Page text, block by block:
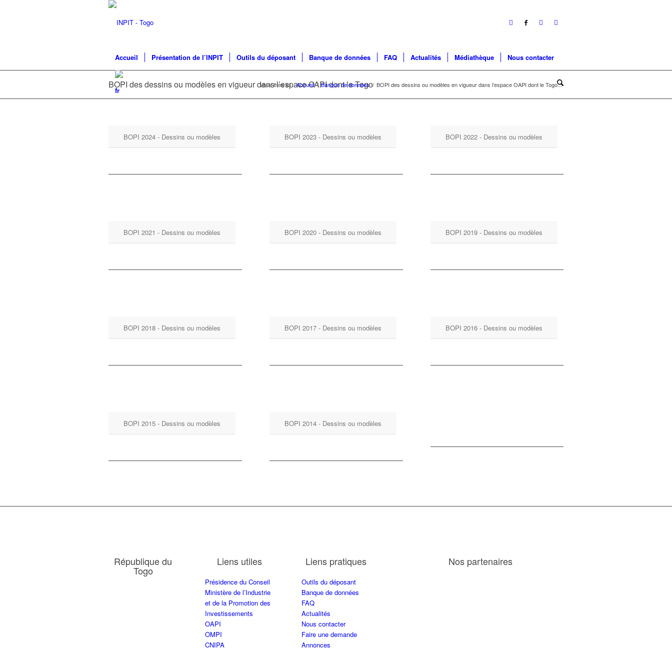
Accueil Présentation de l’INPIT Outils du déposant Banque de données FAQ Actualités Médiathèque Nous contacter
BOPI des dessins ou modèles en vigueur dans l’espace OAPI dont le Togo
Vous êtes ici : Accueil / Banque de données / BOPI des dessins ou modèles en vigueur dans l’espace OAPI dont le Togo...
BOPI 2024 - Dessins ou modèles BOPI 2023 - Dessins ou modèles BOPI 2022 - Dessins ou modèles
BOPI 2021 - Dessins ou modèles BOPI 2020 - Dessins ou modèles BOPI 2019 - Dessins ou modèles
BOPI 2018 - Dessins ou modèles BOPI 2017 - Dessins ou modèles BOPI 2016 - Dessins ou modèles
BOPI 2015 - Dessins ou modèles BOPI 2014 - Dessins ou modèles
République du
Togo
Liens utiles
Présidence du Conseil
Ministère de l’Industrie
et de la Promotion des
Investissements
OAPI
OMPI
CNIPA
Liens pratiques
Outils du déposant
Banque de données
FAQ
Actualités
Nous contacter
Faire une demande
Annonces
Nos partenaires